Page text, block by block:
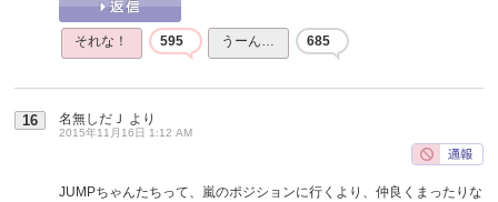
それな！ 595 うーん… 685
16 名無しだＪ より
2015年11月16日 1:12 AM
JUMPちゃんたちって、嵐のポジションに行くより、仲良くまったりな